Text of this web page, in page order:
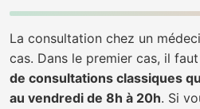
La consultation chez un
cas. Dans le premier cas, il
de consultations classiques
au vendredi de 8h à 20h. Si